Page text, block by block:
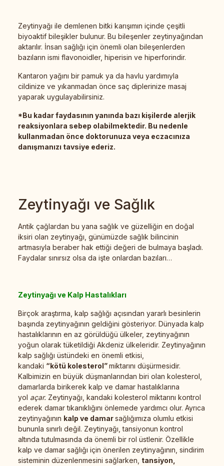
Zeytinyağı ile demlenen bitki karışımın içinde çeşitli
biyoaktif bileşikler bulunur. Bu bileşenler zeytinyağından
aktarılır. İnsan sağlığı için önemli olan bileşenlerden
bazıların ismi flavonoidler, hiperisin ve hiperforindir.
Kantaron yağını bir pamuk ya da havlu yardımıyla
cildinize ve yıkanmadan önce saç diplerinize masaj
yaparak uygulayabilirsiniz.
*Bu kadar faydasının yanında bazı kişilerde alerjik
reaksiyonlara sebep olabilmektedir. Bu nedenle
kullanmadan önce doktorunuza veya eczacınıza
danışmanızı tavsiye ederiz.
Zeytinyağı ve Sağlık
Antik çağlardan bu yana sağlık ve güzelliğin en doğal
iksiri olan zeytinyağı, günümüzde sağlık bilincinin
artmasıyla beraber hak ettiği değeri de bulmaya başladı.
Faydalar sınırsız olsa da işte onlardan bazıları…
Zeytinyağı ve Kalp Hastalıkları
Birçok araştırma, kalp sağlığı açısından yararlı besinlerin
başında zeytinyağının geldiğini gösteriyor. Dünyada kalp
hastalıklarının en az görüldüğü ülkeler, zeytinyağının
yoğun olarak tüketildiği Akdeniz ülkeleridir. Zeytinyağının
kalp sağlığı üstündeki en önemli etkisi,
kandaki “kötü kolesterol”miktarını düşürmesidir.
Kalbimizin en büyük düşmanlarından biri olan kolesterol,
damarlarda birikerek kalp ve damar hastalıklarına
yol açar. Zeytinyağı, kandaki kolesterol miktarını kontrol
ederek damar tıkanıklığını önlemede yardımcı olur. Ayrıca
zeytinyağının kalp ve damarsağlığımıza olumlu etkisi
bununla sınırlı değil. Zeytinyağı, tansiyonun kontrol
altında tutulmasında da önemli bir rol üstlenir. Özellikle
kalp ve damar sağlığı için önerilen zeytinyağının, sindirim
sisteminin düzenlenmesini sağlarken, tansiyon,